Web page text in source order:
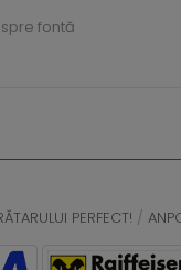
fontă
PERFECT! /